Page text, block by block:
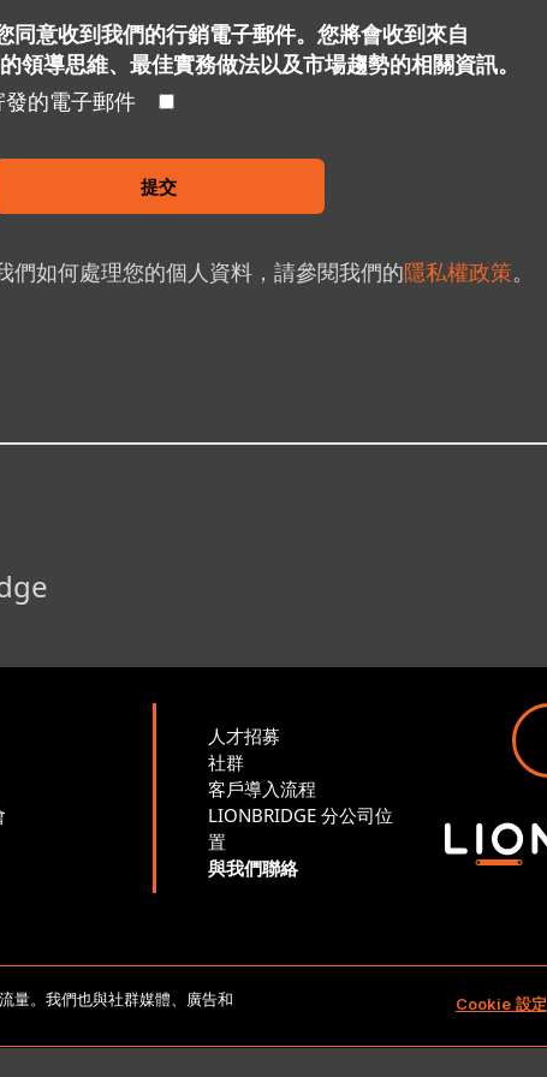
同意收到我們的行銷電子郵件。您將會收到來自
領導思維、最佳實務做法以及市場趨勢的相關資訊。
的電子郵件
提交
們如何處理您的個人資料，請參閱我們的隱私權政策。
人才招募
社群
客戶導入流程
LIONBRIDGE 分公司位
置
與我們聯絡
Technologies, LLC. 著作權所有，並保留一切權利。
量。我們也與社群媒體、廣告和
Cookie 設定